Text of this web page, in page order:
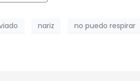
nariz no puedo respirar